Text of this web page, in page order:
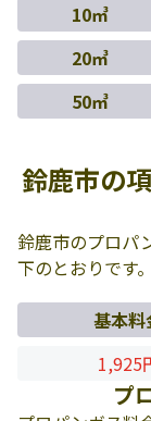
10㎥
20㎥
50㎥
鈴鹿市の
鈴鹿市のプロパ
下のとおりです。
基本料
1,925
プ